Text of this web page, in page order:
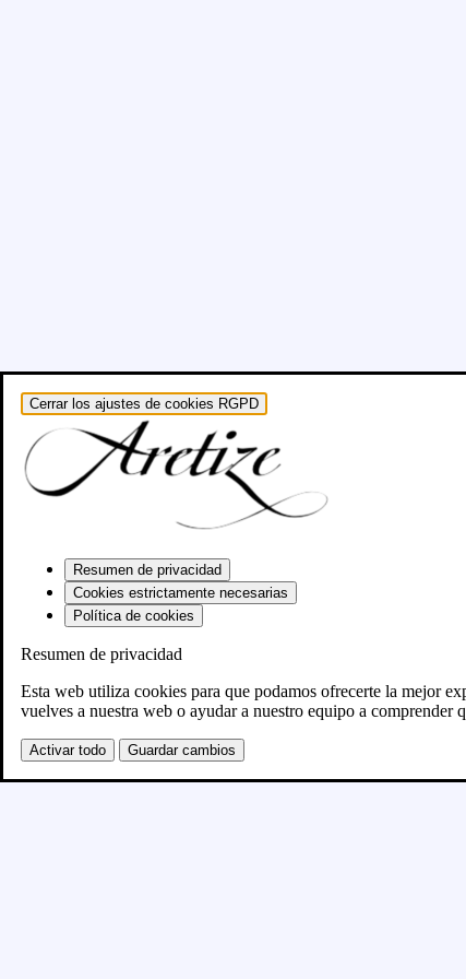
Cerrar los ajustes de cookies RGPD
Resumen de privacidad
Cookies estrictamente necesarias
Política de cookies
Resumen de privacidad
Esta web utiliza cookies para que podamos ofrecerte la mejor
vuelves a nuestra web o ayudar a nuestro equipo a comprender
Activar todo Guardar cambios